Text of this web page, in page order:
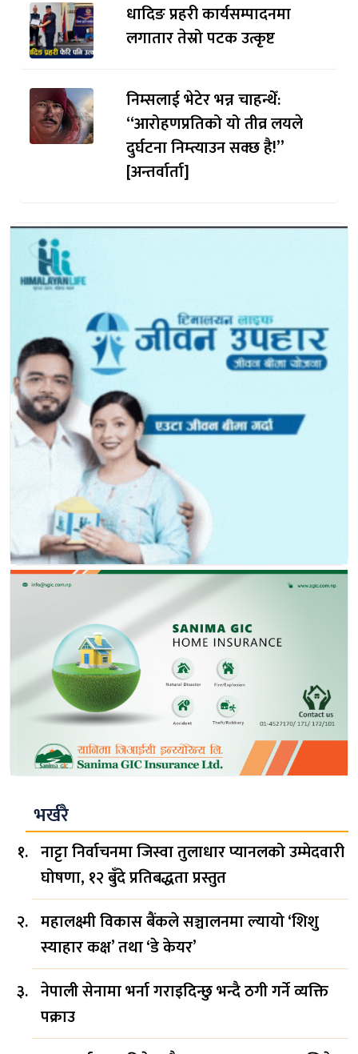
धादिङ प्रहरी कार्यसम्पादनमा
लगातार तेस्रो पटक उत्कृष्ट
निम्सलाई भेटेर भन्न चाहन्थेँ:
“आरोहणप्रतिको यो तीव्र लयले
दुर्घटना निम्त्याउन सक्छ है!”
[अन्तर्वार्ता]
भर्खरै
नाट्टा निर्वाचनमा जिस्वा तुलाधार प्यानलको उम्मेदवारी
घोषणा, १२ बुँदे प्रतिबद्धता प्रस्तुत
महालक्ष्मी विकास बैंकले सञ्चालनमा ल्यायो ‘शिशु
स्याहार कक्ष’ तथा ‘डे केयर’
नेपाली सेनामा भर्ना गराइदिन्छु भन्दै ठगी गर्ने व्यक्ति
पक्राउ